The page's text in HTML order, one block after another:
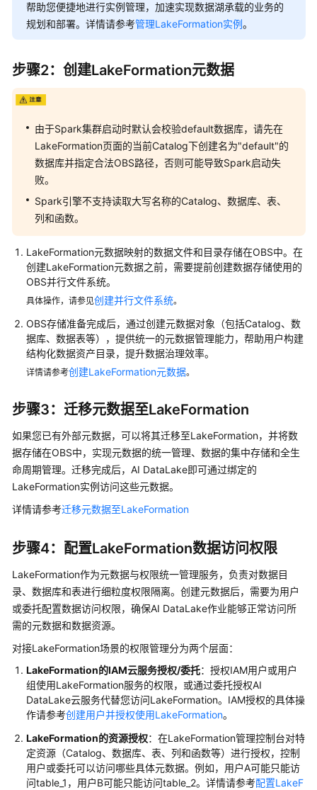
算
资
源
创
建
DataLake
存
储
资
AI
DataLake
Aura
引
擎
端
点
建
AI
DataLake
Ray
引
擎
端
点
创
AI
DataLake
Spark
引
端
点
使
用
Studio
开
发
帮助您便捷地进行实例管理，加速实现数据湖承载的业务的
规划和部署。详情请参考管理LakeFormation实例。
步骤2：创建LakeFormation元数据
由于Spark集群启动时默认会校验default数据库，请先在
LakeFormation页面的当前Catalog下创建名为"default"的
数据库并指定合法OBS路径，否则可能导致Spark启动失
败。
Spark引擎不支持读取大写名称的Catalog、数据库、表、
列和函数。
LakeFormation元数据映射的数据文件和目录存储在OBS中。在
创建LakeFormation元数据之前，需要提前创建数据存储使用的
OBS并行文件系统。
具体操作，请参见创建并行文件系统。
OBS存储准备完成后，通过创建元数据对象（包括Catalog、数
据库、数据表等），提供统一的元数据管理能力，帮助用户构建
结构化数据资产目录，提升数据治理效率。
详情请参考创建LakeFormation元数据。
步骤3：迁移元数据至LakeFormation
如果您已有外部元数据，可以将其迁移至LakeFormation，并将数
据存储在OBS中，实现元数据的统一管理、数据的集中存储和全生
命周期管理。迁移完成后，AI DataLake即可通过绑定的
LakeFormation实例访问这些元数据。
详情请参考迁移元数据至LakeFormation
步骤4：配置LakeFormation数据访问权限
LakeFormation作为元数据与权限统一管理服务，负责对数据目
录、数据库和表进行细粒度权限隔离。创建元数据后，需要为用户
或委托配置数据访问权限，确保AI DataLake作业能够正常访问所
需的元数据和数据资源。
对接LakeFormation场景的权限管理分为两个层面：
LakeFormation的IAM云服务授权/委托：授权IAM用户或用户
组使用LakeFormation服务的权限，或通过委托授权AI
DataLake云服务代替您访问LakeFormation。IAM授权的具体操
作请参考创建用户并授权使用LakeFormation。
LakeFormation的资源授权：在LakeFormation管理控制台对特
定资源（Catalog、数据库、表、列和函数等）进行授权，控制
用户或委托可以访问哪些具体元数据。例如，用户A可能只能访
问table_1，用户B可能只能访问table_2。详情请参考配置LakeF